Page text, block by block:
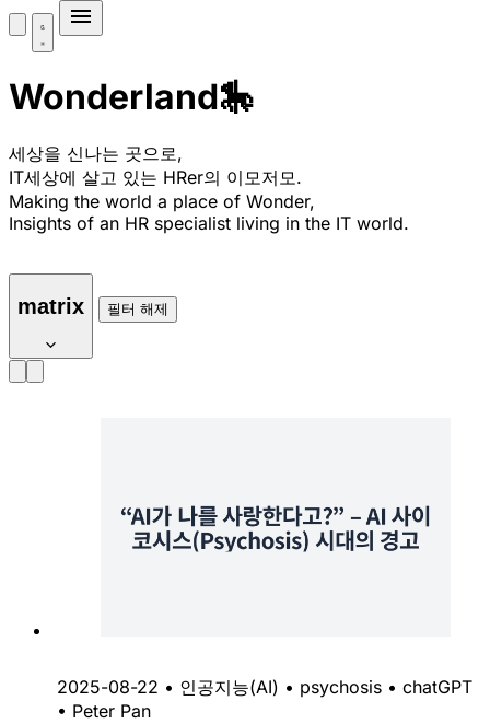
Wonderland🎠
세상을 신나는 곳으로,
IT세상에 살고 있는 HRer의 이모저모.
Making the world a place of Wonder,
Insights of an HR specialist living in the IT world.
matrix 필터 해제
2025-08-22 • 인공지능(AI) • psychosis • chatGPT
• Peter Pan